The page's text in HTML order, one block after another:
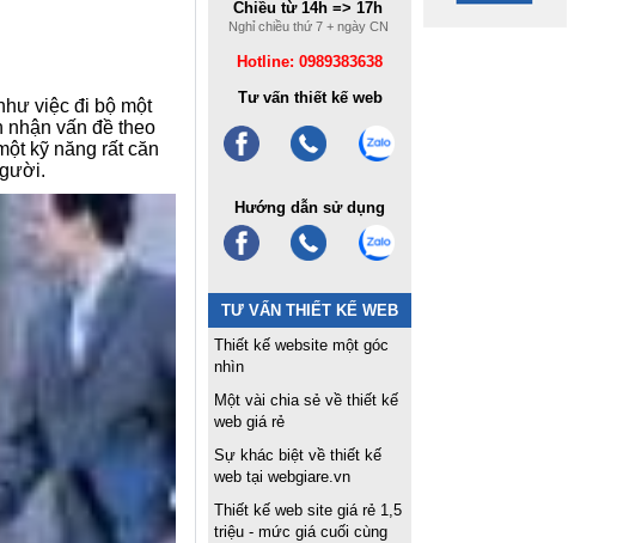
việc đi bộ một
vấn đề theo
kỹ năng rất căn
Chiều từ 14h => 17h
Nghỉ chiều thứ 7 + ngày CN
Hotline: 0989383638
Tư vấn thiết kế web
Hướng dẫn sử dụng
TƯ VẤN THIẾT KẾ WEB
Thiết kế website một góc
nhìn
Một vài chia sẻ về thiết kế
web giá rẻ
Sự khác biệt về thiết kế
web tại webgiare.vn
Thiết kế web site giá rẻ 1,5
triệu - mức giá cuối cùng